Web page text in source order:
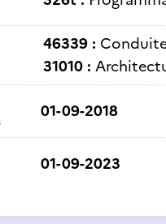
46339 :
31010 :
01-09-2018
01-09-2023